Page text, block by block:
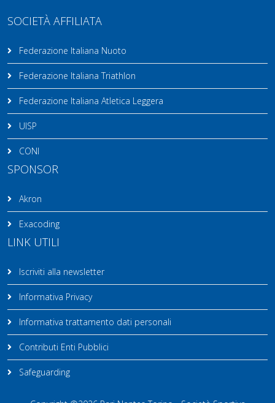
SOCIETÀ AFFILIATA
Federazione Italiana Nuoto
Federazione Italiana Triathlon
Federazione Italiana Atletica Leggera
UISP
CONI
SPONSOR
Akron
Exacoding
LINK UTILI
Iscriviti alla newsletter
Informativa Privacy
Informativa trattamento dati personali
Contributi Enti Pubblici
Safeguarding